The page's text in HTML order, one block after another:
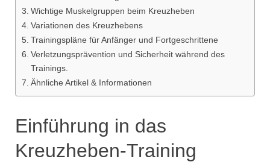
Wichtige Muskelgruppen beim Kreuzheben
Variationen des Kreuzhebens
Trainingspläne für Anfänger und Fortgeschrittene
Verletzungsprävention und Sicherheit während des
Trainings.
Ähnliche Artikel & Informationen
Einführung in das
Kreuzheben-Training